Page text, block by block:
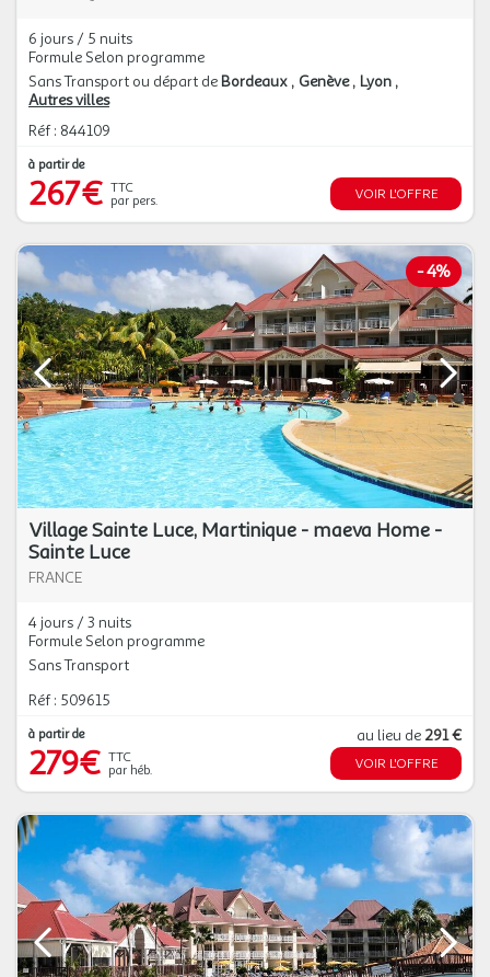
6 jours / 5 nuits
Formule Selon programme
Sans Transport ou départ de Bordeaux Genève Lyon
Autres villes
Réf : 844109
à partir de
267€ TTC
par pers.
VOIR L'OFFRE
-4%
Village Sainte Luce, Martinique - maeva Home -
Sainte Luce
FRANCE
4 jours / 3 nuits
Formule Selon programme
Sans Transport
Réf : 509615
à partir de
279€ TTC
par héb.
au lieu de 291 €
VOIR L'OFFRE